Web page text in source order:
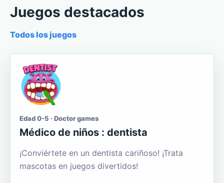
Juegos destacados
Todos los juegos
Edad 0-5 · Doctor games
Médico de niños : dentista
¡Conviértete en un dentista cariñoso! ¡Trata
mascotas en juegos divertidos!